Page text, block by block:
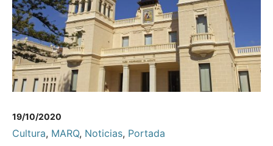
19/10/2020
Cultura, MARQ, Noticias, Portada